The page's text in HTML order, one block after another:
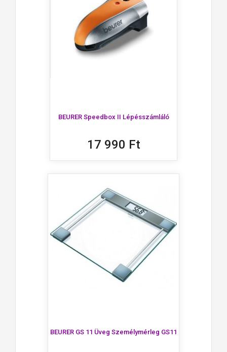
BEURER Speedbox II Lépésszámláló
17 990 Ft
BEURER GS 11 Üveg Személymérleg GS11